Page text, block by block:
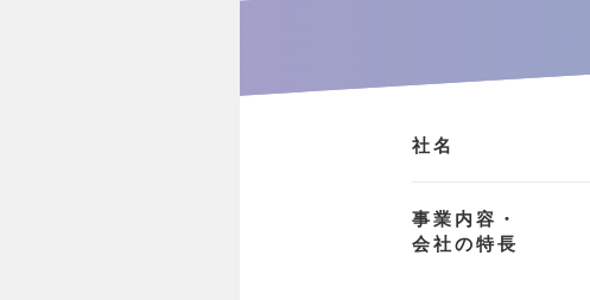
社名
事業内容・
会社の特長